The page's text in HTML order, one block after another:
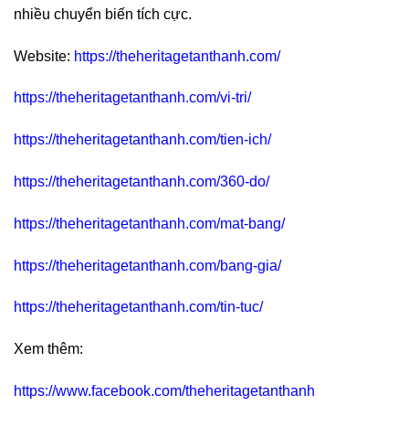
nhiều chuyển biến tích cực.
Website: https://theheritagetanthanh.com/
https://theheritagetanthanh.com/vi-tri/
https://theheritagetanthanh.com/tien-ich/
https://theheritagetanthanh.com/360-do/
https://theheritagetanthanh.com/mat-bang/
https://theheritagetanthanh.com/bang-gia/
https://theheritagetanthanh.com/tin-tuc/
Xem thêm:
https://www.facebook.com/theheritagetanthanh